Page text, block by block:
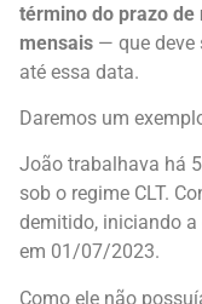
término do prazo
mensais — que deve
até essa data.
Daremos um
João trabalhava há
sob o regime CLT.
demitido, iniciando a
em 01/07/2023.
Como ele não